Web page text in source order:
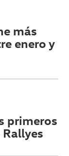
más
enero y
primeros